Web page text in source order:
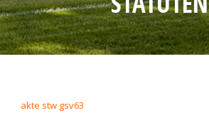
akte stw gsv63